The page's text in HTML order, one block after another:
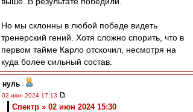
Но мы склонны в любой победе видеть
тренерский гений. Хотя сложно спорить, что в
первом тайме Карло отскочил, несмотря на
куда более сильный состав.
нуль -
02 июн 2024 17:13
Спектр » 02 июн 2024 15:30